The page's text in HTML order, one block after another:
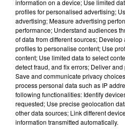
UN FEU DE REMORQUE
CIRCULATION DANS
Un feu de remorque s'est
fin de matinée sur l'A34.
5 août 2026
information on a device; Use limited
profiles for personalised advertising;
advertising; Measure advertising
performance; Understand audiences
of data from different sources;
profiles to personalise content; Use
content; Use limited data to select
detect fraud, and fix errors; Deliver
Save and communicate privacy
process personal data such as IP
following functionalities: Identify
requested; Use precise geolocation
other data sources; Link different
information transmitted automatically.